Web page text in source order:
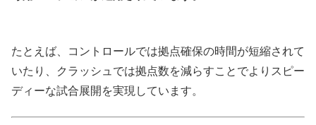
たとえば、コントロールでは拠点確保の時間が短縮されて
いたり、クラッシュでは拠点数を減らすことでよりスピー
ディーな試合展開を実現しています。